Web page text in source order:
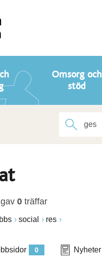
Omsorg och
stöd
gav 0 träffar
social res
0 Nyheter